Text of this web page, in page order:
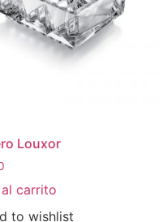
Louxor
carrito